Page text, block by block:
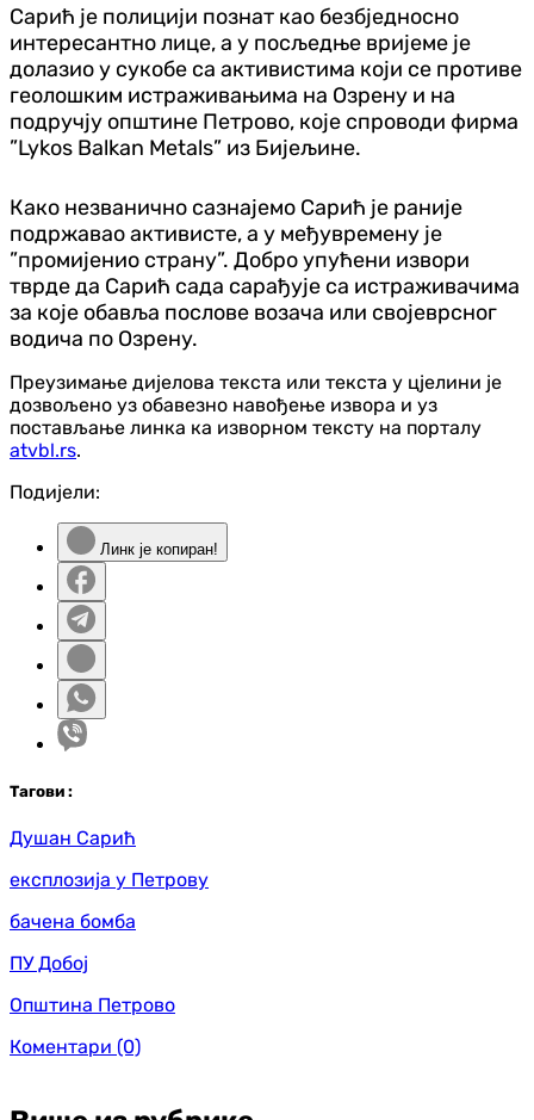
Сарић је полицији познат као безбједносно
интересантно лице, а у посљедње вријеме је
долазио у сукобe са активистима који се противе
геолошким истраживањима на Озрену и на
подручју општине Петрово, које спроводи фирма
”Lykos Balkan Metals” из Бијељине.
Како незванично сазнајемо Сарић је раније
подржавао активисте, а у међувремену је
”промијенио страну”. Добро упућени извори
тврде да Сарић сада сарађује са истраживачима
за које обавља послове возача или својеврсног
водича по Озрену.
Преузимање дијелова текста или текста у цјелини је
дозвољено уз обавезно навођење извора и уз
постављање линка ка изворном тексту на порталу
atvbl.rs.
Подијели:
Линк је копиран!
Тагови :
Душан Сарић
експлозија у Петрову
бачена бомба
ПУ Добој
Општина Петрово
Коментари (0)